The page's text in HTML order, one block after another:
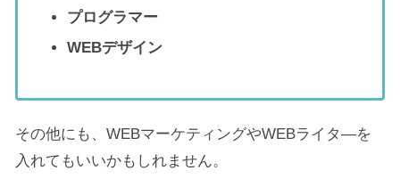
プログラマー
WEBデザイン
その他にも、WEBマーケティングやWEBライタ―を
入れてもいいかもしれません。